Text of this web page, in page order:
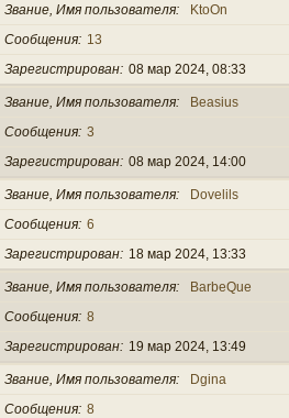
Звание, Имя пользователя
KtoOn
Сообщения
13
Зарегистрирован 08 мар 2024, 08:33
Звание, Имя пользователя
Beasius
Сообщения 3
Зарегистрирован 08 мар 2024, 14:00
Звание, Имя пользователя
Dovelils
Сообщения 6
Зарегистрирован
18 мар 2024, 13:33
Звание, Имя пользователя
BarbeQue
Сообщения 8
Зарегистрирован
19 мар 2024, 13:49
Звание, Имя пользователя
Dgina
Сообщения 8